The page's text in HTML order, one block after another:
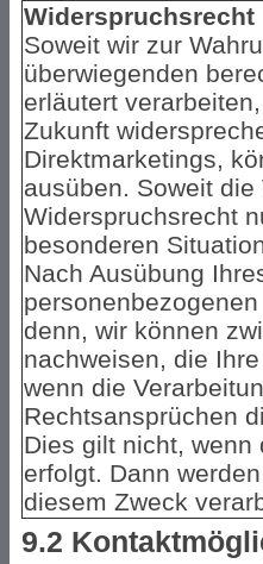
Widerspruchsrecht
Soweit wir zur
überwiegenden
erläutert
Zukunft
Direktmarketings,
ausüben. Soweit
Widerspruchsrecht
besonderen
Nach Ausübung
denn, wir können
nachweisen, die
wenn die
Rechtsansprüchen
Dies gilt nicht, wenn
erfolgt. Dann
diesem Zweck
9.2